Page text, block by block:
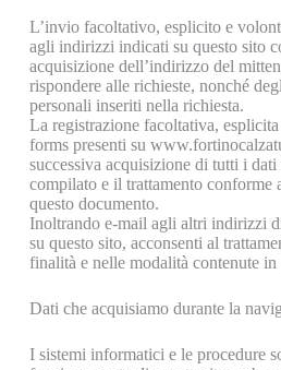
L’invio facoltativo, esplicito e
agli indirizzi indicati su questo sito
acquisizione dell’indirizzo del
rispondere alle richieste, nonché
personali inseriti nella richiesta.
La registrazione facoltativa,
forms presenti su
successiva acquisizione di tutti i
compilato e il trattamento conforme
questo documento.
Inoltrando e-mail agli altri indirizzi
su questo sito, acconsenti al
finalità e nelle modalità contenute in
Dati che acquisiamo durante la
I sistemi informatici e le procedure